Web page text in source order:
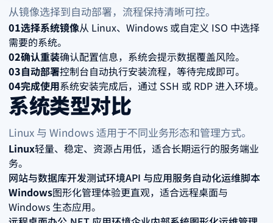
从镜像选择到自动部署，流程保持清晰可控。
01选择系统镜像从 Linux、Windows 或自定义 ISO 中选择
需要的系统。
02确认重装确认配置信息，系统会提示数据覆盖风险。
03自动部署控制台自动执行安装流程，等待完成即可。
04完成使用系统安装完成后，通过 SSH 或 RDP 进入环境。
系统类型对比
Linux 与 Windows 适用于不同业务形态和管理方式。
Linux轻量、稳定、资源占用低，适合长期运行的服务端业
务。
网站与数据库开发测试环境API 与应用服务自动化运维脚本
Windows图形化管理体验更直观，适合远程桌面与
Windows 生态应用。